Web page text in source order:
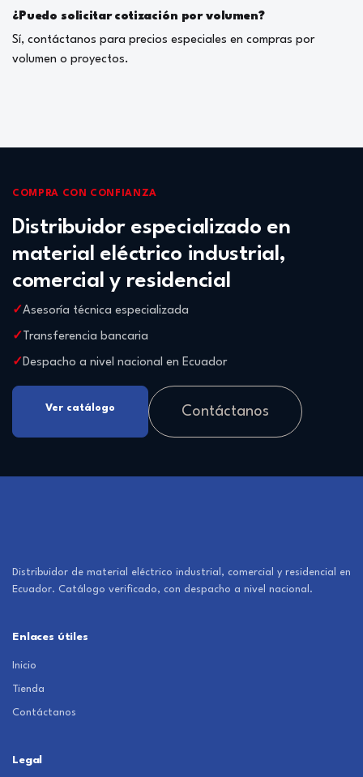
¿Puedo solicitar cotización por volumen?
Sí, contáctanos para precios especiales en compras por
volumen o proyectos.
COMPRA CON CONFIANZA
Distribuidor especializado en
material eléctrico industrial,
comercial y residencial
Asesoría técnica especializada
Transferencia bancaria
Despacho a nivel nacional en Ecuador
Ver catálogo Contáctanos
Distribuidor de material eléctrico industrial, comercial y residencial en
Ecuador. Catálogo verificado, con despacho a nivel nacional.
Enlaces útiles
Inicio
Tienda
Contáctanos
Legal